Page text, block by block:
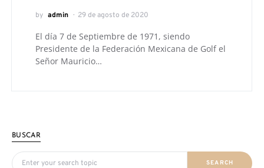
by admin 29 de agosto de 2020
El día 7 de Septiembre de 1971, siendo
Presidente de la Federación Mexicana de Golf el
Señor Mauricio…
BUSCAR
Search for:
SEARCH